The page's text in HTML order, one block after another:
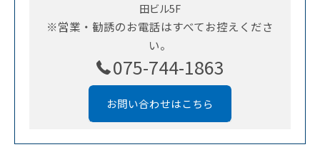
田ビル5F
※営業・勧誘のお電話はすべてお控えくださ
い。
075-744-1863
お問い合わせはこちら